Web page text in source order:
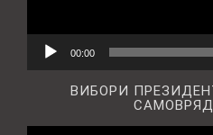
00:00
ВИБОРИ